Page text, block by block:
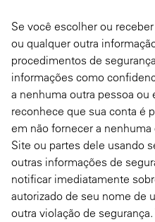
Se você escolher ou
ou qualquer outra
procedimentos de
informações como
a nenhuma outra pessoa ou
reconhece que sua conta é
em não fornecer a
Site ou partes dele usando
outras informações de
notificar imediatamente
autorizado de seu nome de
outra violação de